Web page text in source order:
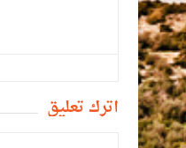
أترك تعليق